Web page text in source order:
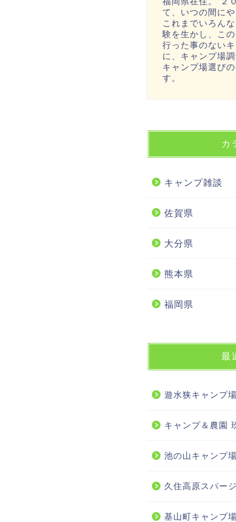
て、いつの間に
これまでいろん
験を生かし、こ
行った事のない
に、キャンプ場
キャンプ場選び
す。
カ
キャンプ雑談
佐賀県
大分県
熊本県
福岡県
最
遊水狭キャンプ場
キャンプ＆農園
池の山キャンプ場
久住高原スパー
基山町キャンプ場